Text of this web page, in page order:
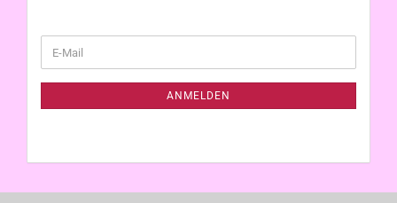
ZUR
E-
Mail
ANMELDEN